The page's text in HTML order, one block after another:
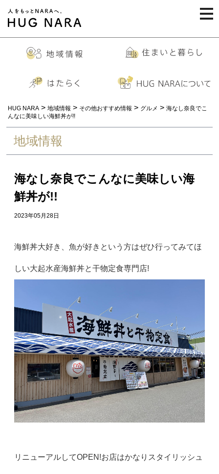
HUG NARA > 地域情報 > その他おすすめ情報 > グルメ > 海なし奈良でこ
んなに美味しい海鮮丼が!!
地域情報
海なし奈良でこんなに美味しい海
鮮丼が!!
2023年05月28日
海鮮丼大好き、魚が好きという方はぜひ行ってみてほ
しい大起水産海鮮丼と干物定食専門店!
リニューアルしてOPEN!お店はかなりスタイリッシュ